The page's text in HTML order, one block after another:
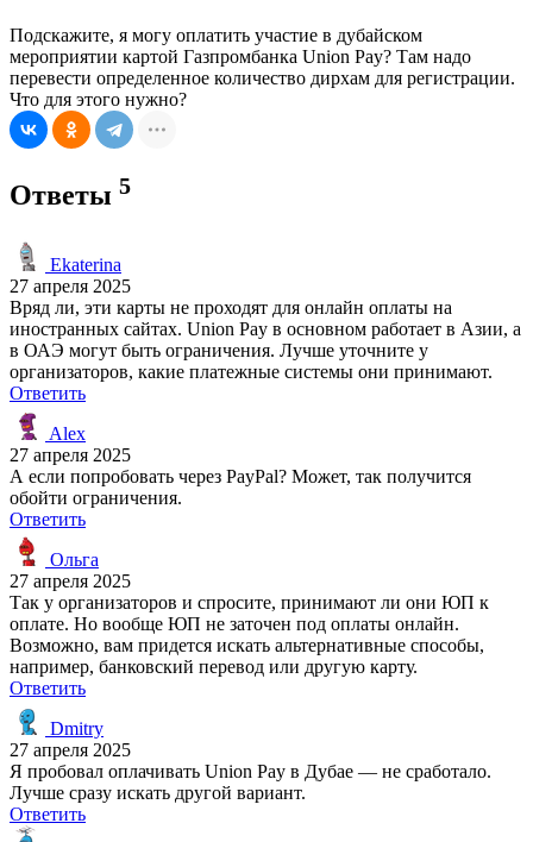
Подскажите, я могу оплатить участие в дубайском
мероприятии картой Газпромбанка Union Pay? Там надо
перевести определенное количество дирхам для регистрации.
Что для этого нужно?
Ответы 5
Ekaterina
27 апреля 2025
Вряд ли, эти карты не проходят для онлайн оплаты на
иностранных сайтах. Union Pay в основном работает в Азии, а
в ОАЭ могут быть ограничения. Лучше уточните у
организаторов, какие платежные системы они принимают.
Ответить
Alex
27 апреля 2025
А если попробовать через PayPal? Может, так получится
обойти ограничения.
Ответить
Ольга
27 апреля 2025
Так у организаторов и спросите, принимают ли они ЮП к
оплате. Но вообще ЮП не заточен под оплаты онлайн.
Возможно, вам придется искать альтернативные способы,
например, банковский перевод или другую карту.
Ответить
Dmitry
27 апреля 2025
Я пробовал оплачивать Union Pay в Дубае — не сработало.
Лучше сразу искать другой вариант.
Ответить